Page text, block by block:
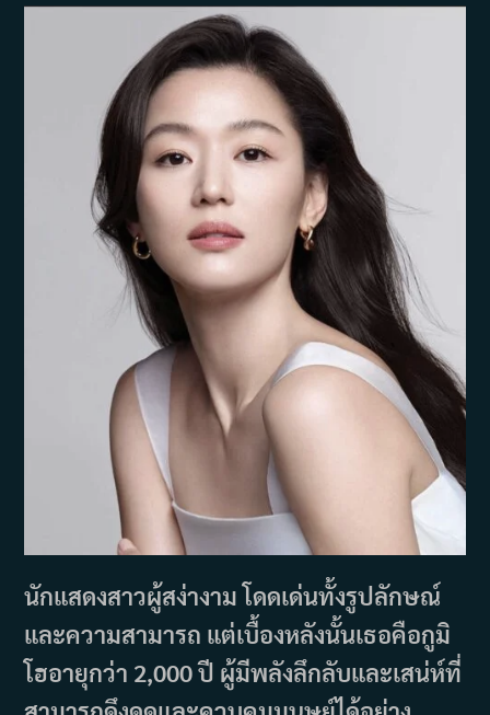
นักแสดงสาวผู้สง่างาม โดดเด่นทั้งรูปลักษณ์
และความสามารถ แต่เบื้องหลังนั้นเธอคือกูมิ
โฮอายุกว่า 2,000 ปี ผู้มีพลังลึกลับและเสน่ห์ที่